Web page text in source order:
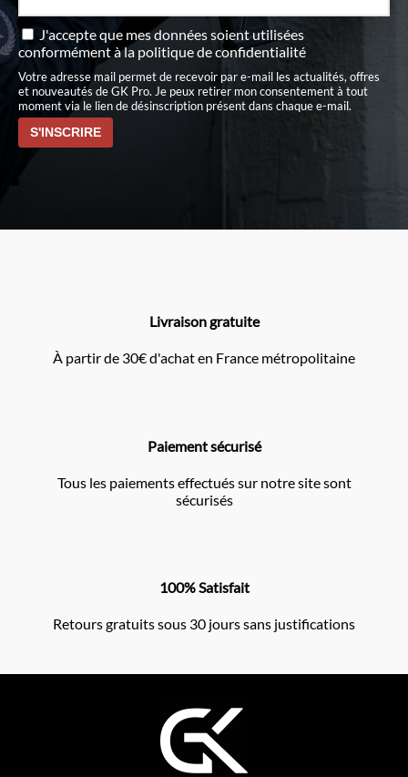
J'accepte que mes données soient utilisées
conformément àla politique de confidentialité
Votre adresse mail permet de recevoir par e-mail les actualités, offres
et nouveautés de GK Pro. Je peux retirer mon consentement à tout
moment via le lien de désinscription présent dans chaque e-mail.
Livraison gratuite
À partir de 30€ d'achat en France métropolitaine
Paiement sécurisé
Tous les paiements effectués sur notre site sont
sécurisés
100% Satisfait
Retours gratuits sous 30 jours sans justifications